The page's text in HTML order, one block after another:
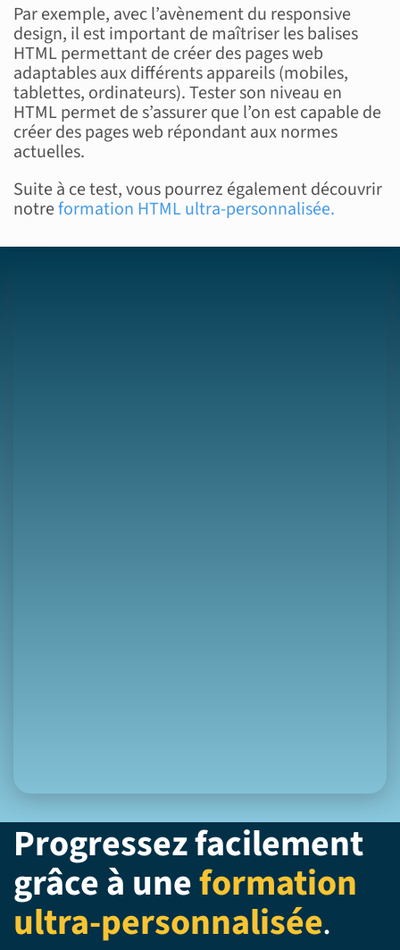
Par exemple, avec l’avènement du responsive
design, il est important de maîtriser les balises
HTML permettant de créer des pages web
adaptables aux différents appareils (mobiles,
tablettes, ordinateurs). Tester son niveau en
HTML permet de s’assurer que l’on est capable de
créer des pages web répondant aux normes
actuelles.
Suite à ce test, vous pourrez également découvrir
notreformation HTMLultra-personnalisée.
Progressez facilement
grâce à uneformation
ultra-personnalisée.